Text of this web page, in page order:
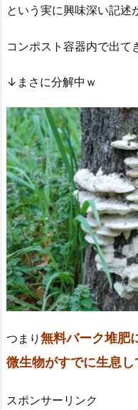
という実に興味深い記述
コンポスト容器内で出て
↓まさに分解中ｗ
つまり 無料バーク堆肥
微生物がすでに生息し
スポンサーリンク